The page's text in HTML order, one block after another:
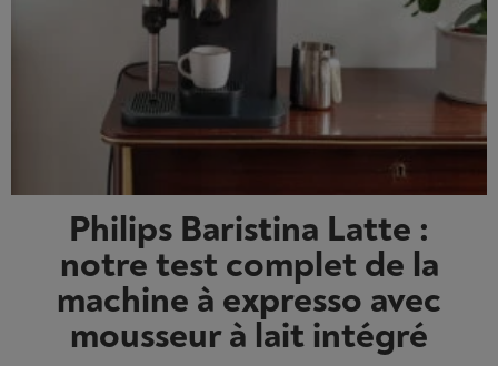
Philips Baristina Latte :
notre test complet de la
machine à expresso avec
mousseur à lait intégré